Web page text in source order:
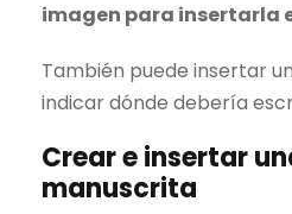
imagen para insertarla
También puede insertar
indicar dónde debería
Crear e insertar
manuscrita